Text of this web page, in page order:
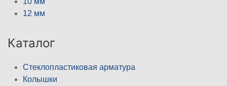
12 мм
Каталог
Стеклопластиковая арматура
Колышки